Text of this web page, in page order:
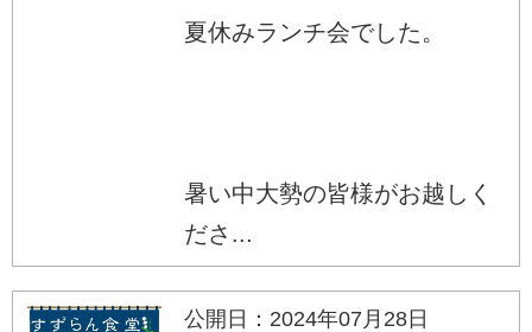
夏休みランチ会でした。
暑い中大勢の皆様がお越しく
ださ...
公開日：2024年07月28日